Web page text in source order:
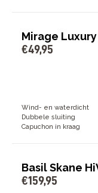
Mirage
€49,95
Wind- en waterdicht
Dubbele sluiting
Capuchon in kraag
Basil Skane
€159,95